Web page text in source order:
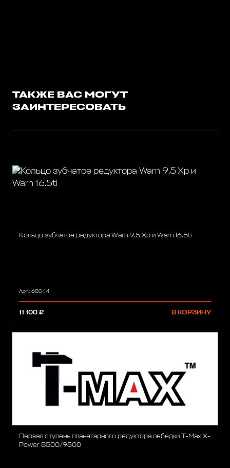
ТАКЖЕ ВАС МОГУТ
ЗАИНТЕРЕСОВАТЬ
Кольцо зубчатое редуктора Warn 9.5 Xp и Warn 16.5ti
Арт.: 68044
11 100 ₽ В КОРЗИНУ
Первая ступень планетарного редуктора лебедки T-Max X-
Power 8500/9500